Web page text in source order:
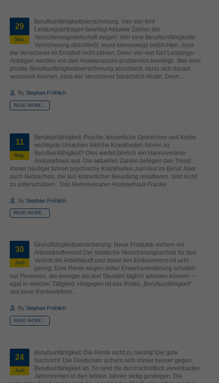
29
Sep.
Berufsunfähigkeitsversicherung: Vier von fünf
Leistungsanträgen bewilligt Aktuelle Zahlen der
Versicherungswirtschaft zeigen: Wer eine Berufsunfähigkeits-
Versicherung abschließt, muss keineswegs befürchten, dass
die Versicherer im Ernstfall nicht zahlen. Denn vier von fünf Leistungs-
Anträgen werden von den Assekuranzen problemlos bewilligt. Wer eine
private Berufsunfähigkeitsversicherung abschließt, muss sich darauf
verlassen können, dass der Versicherer tatsächlich leistet. Denn...
By Stephan Fröhlich
READ MORE...
11
Aug.
Berufsunfähigkeit: Psyche, körperliche Gebrechen und Krebs
wichtigste Ursachen Welche Krankheiten führen zu
Berufsunfähigkeit? Dies wertet jährlich ein Hannoveraner
Analysehaus aus. Die aktuellen Zahlen belegen den Trend:
Immer häufiger führen psychische Krankheiten zum Aus im Beruf. Aber
auch Gebrechen, die aus körperlicher Belastung resultieren, sind nicht
zu unterschätzen. Das Hannoveraner Analysehaus Franke...
By Stephan Fröhlich
READ MORE...
30
Juni
Grundfähigkeitsversicherung: Neue Produkte sichern vor
Arbeitskraftverlust Der staatliche Versicherungsschutz für den
Verlust der Arbeitskraft und damit des Einkommens ist sehr
gering: Eine Rente wegen voller Erwerbsminderung erhalten
nur Personen, die weniger als drei Stunden täglich arbeiten können —
egal in welcher Tätigkeit. Hingegen ist das Risiko „Berufsunfähigkeit“
seit einer Rentenreform...
By Stephan Fröhlich
READ MORE...
24
Juni
Berufsunfähigkeit: Die Rente nicht zu niedrig! Die gute
Nachricht: Die Deutschen sichern sich immer besser gegen
Berufsunfähigkeit ab. So sind die durchschnittlich vereinbarten
Jahresrenten in den letzten Jahren stetig gestiegen. Die